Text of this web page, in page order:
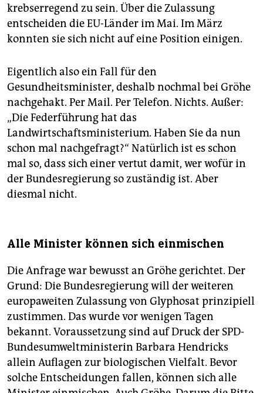
krebserregend zu sein. Über die Zulassung
entscheiden die EU-Länder im Mai. Im März
konnten sie sich nicht auf eine Position einigen.
Eigentlich also ein Fall für den
Gesundheitsminister, deshalb nochmal bei Gröhe
nachgehakt. Per Mail. Per Telefon. Nichts. Außer:
„Die Federführung hat das
Landwirtschaftsministerium. Haben Sie da nun
schon mal nachgefragt?“ Natürlich ist es schon
mal so, dass sich einer vertut damit, wer wofür in
der Bundesregierung so zuständig ist. Aber
diesmal nicht.
Alle Minister können sich einmischen
Die Anfrage war bewusst an Gröhe gerichtet. Der
Grund: Die Bundesregierung will der weiteren
europaweiten Zulassung von Glyphosat prinzipiell
zustimmen. Das wurde vor wenigen Tagen
bekannt. Voraussetzung sind auf Druck der SPD-
Bundesumweltministerin Barbara Hendricks
allein Auflagen zur biologischen Vielfalt. Bevor
solche Entscheidungen fallen, können sich alle